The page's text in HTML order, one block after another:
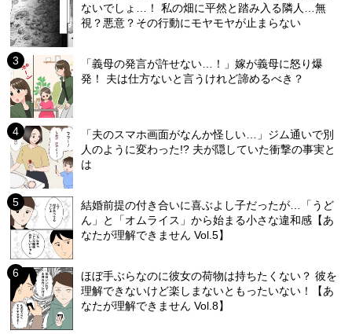
ないでしょ…！ 私の畑に平然と踏み入る隣人…無
視？悪意？その行動にモヤモヤが止まらない
「義母の発言が許せない…！」嫁が義母に怒り爆
発！ 夫は仕方ないと言うけれど諦めるべき？
「夫のスマホ画面がなんか怪しい…」ジム通いで別
人のように変わった!? 夫が隠していた衝撃の事実と
は
結婚前提の付き合いに喜ぶよし子だったが…「うど
ん」と「オムライス」から始まる小さな違和感【あ
なたが理解できません Vol.5】
ほぼ手ぶらなのに彼女の荷物は持ちたくない？ 彼を
理解できないけど楽しまないともったいない！【あ
なたが理解できません Vol.8】